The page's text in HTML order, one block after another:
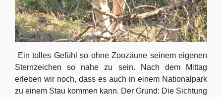
Ein tolles Gefühl so ohne Zoozäune seinem eigenen
Sternzeichen so nahe zu sein. Nach dem Mittag
erleben wir noch, dass es auch in einem Nationalpark
zu einem Stau kommen kann. Der Grund: Die Sichtung